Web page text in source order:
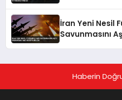
İran Yeni Nesil
Savunmasını
Haberin